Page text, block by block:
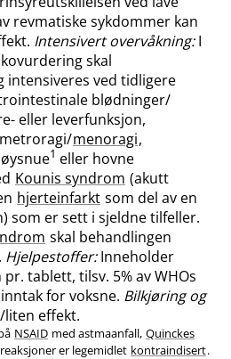
revmatiske sykdommer kan
Intensivert overvåkning:I
skal
intensiveres ved tidligere
blødninger​/​
eller leverfunksjon,
menoragi,
1 eller hovne
Kounis syndrom (akutt
hjerteinfarkt som del av en
som er sett i sjeldne tilfeller.
skal behandlingen
Hjelpestoffer:Inneholder
tablett, tilsv. 5% av WHOs
for voksne. Bilkjøring og
effekt.
NSAID med astmaanfall, Quinckes
er legemidlet kontraindisert.